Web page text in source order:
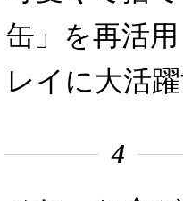
缶」を再活
レイに大活
4